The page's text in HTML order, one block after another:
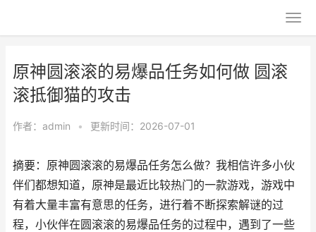
原神圆滚滚的易爆品任务如何做 圆滚
滚抵御猫的攻击
作者： admin • 更新时间：2026-07-01
摘要：原神圆滚滚的易爆品任务怎么做？我相信许多小伙
伴们都想知道，原神是最近比较热门的一款游戏，游戏中
有着大量丰富有意思的任务，进行着不断探索解谜的过
程，小伙伴在圆滚滚的易爆品任务的过程中，遇到了一些